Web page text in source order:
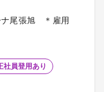
ナ尾張旭 ＊雇用
社員登用あり